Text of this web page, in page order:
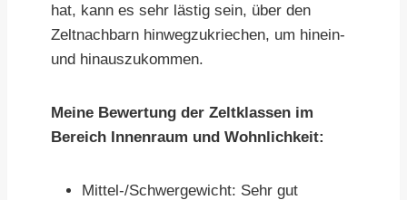
hat, kann es sehr lästig sein, über den
Zeltnachbarn hinwegzukriechen, um hinein-
und hinauszukommen.
Meine Bewertung der Zeltklassen im
Bereich Innenraum und Wohnlichkeit:
Mittel-/Schwergewicht: Sehr gut